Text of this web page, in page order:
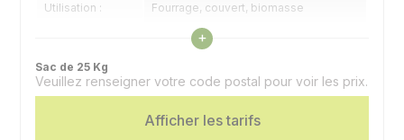
Utilisation : Fourrage, couvert, biomasse
Très bonne
Spécificité : grosse production
Voir les caractéristiques
+
Sac de 25 Kg
Veuillez renseigner votre code postal pour voir les prix.
Afficher les tarifs